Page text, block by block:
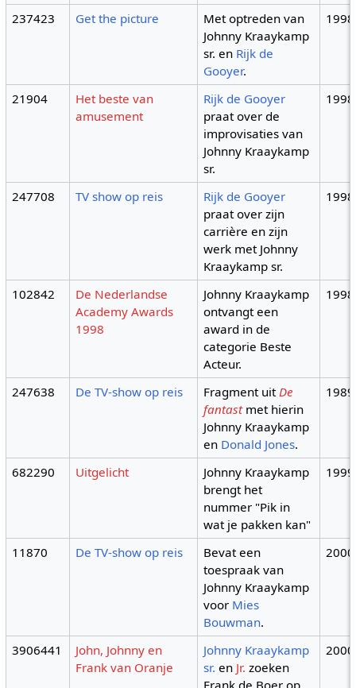
237423 Get the picture
Met optreden van
Johnny Kraaykamp
sr. en Rijk de
Gooyer.
1998
21904
Het beste van
amusement
Rijk de Gooyer
praat over de
improvisaties van
Johnny Kraaykamp
sr.
1998
247708 TV show op reis
Rijk de Gooyer
praat over zijn
carrière en zijn
werk met Johnny
Kraaykamp sr.
1998
102842
De Nederlandse
Academy Awards
1998
Johnny Kraaykamp
ontvangt een
award in de
categorie Beste
Acteur.
1998
247638 De TV-show op reis Fragment uitDe
fantastmet hierin
Johnny Kraaykamp
en Donald Jones.
1989
682290 Uitgelicht
Johnny Kraaykamp
brengt het
nummer "Pik in
wat je pakken kan"
1999
11870 De TV-show op reis
Bevat een
toespraak van
Johnny Kraaykamp
voor Mies
Bouwman.
2000
3906441
John, Johnny en
Frank van Oranje
Johnny Kraaykamp
sr. en Jr. zoeken
2000